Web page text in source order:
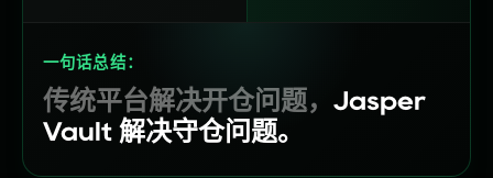
一句话总结：
传统平台解决开仓问题， Jasper
Vault 解决守仓问题。